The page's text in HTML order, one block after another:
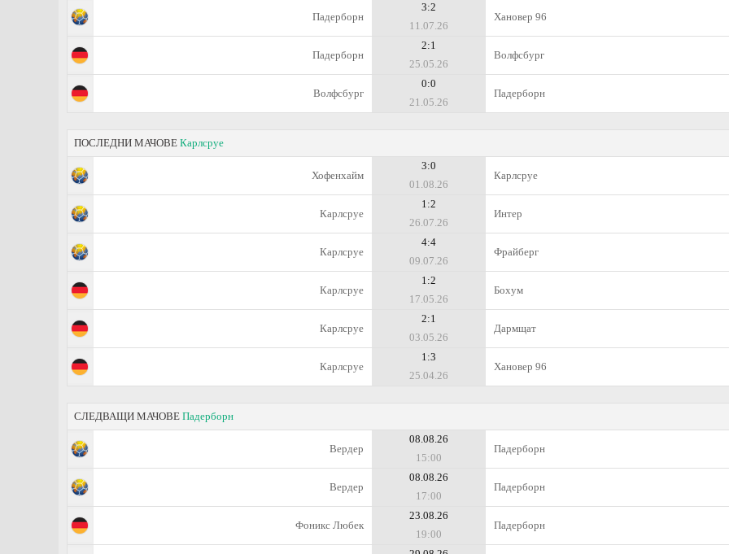
Падерборн
3:2
11.07.26
Хановер 96
Падерборн
2:1
25.05.26
Волфсбург
Волфсбург
0:0
21.05.26
Падерборн
ПОСЛЕДНИ МАЧОВЕ Карлсруе
Хофенхайм
3:0
01.08.26
Карлсруе
Карлсруе
1:2
26.07.26
Интер
Карлсруе
4:4
09.07.26
Фрайберг
Карлсруе
1:2
17.05.26
Бохум
Карлсруе
2:1
03.05.26
Дармщат
Карлсруе
1:3
25.04.26
Хановер 96
СЛЕДВАЩИ МАЧОВЕ Падерборн
Вердер
08.08.26
15:00
Падерборн
Вердер
08.08.26
17:00
Падерборн
Фоникс Любек
23.08.26
19:00
Падерборн